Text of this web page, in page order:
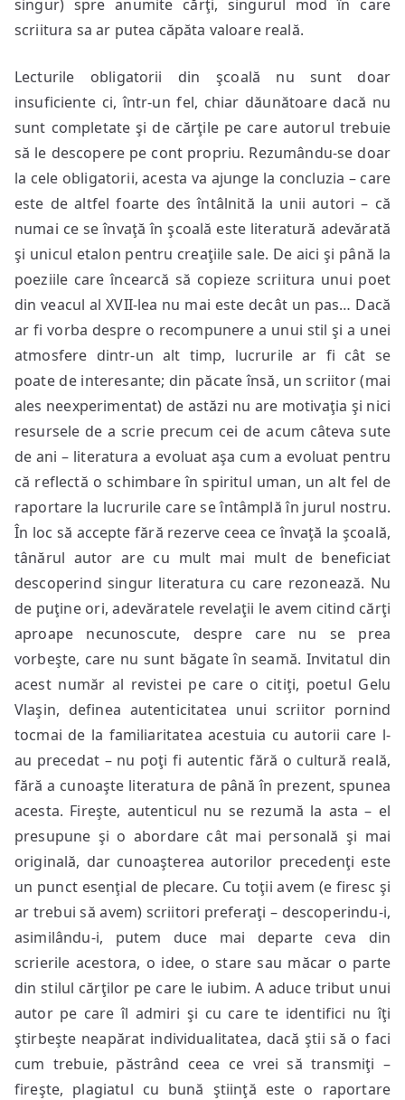
singur) spre anumite cărţi, singurul mod în care
scriitura sa ar putea căpăta valoare reală.
Lecturile obligatorii din şcoală nu sunt doar
insuficiente ci, într-un fel, chiar dăunătoare dacă nu
sunt completate şi de cărţile pe care autorul trebuie
să le descopere pe cont propriu. Rezumându-se doar
la cele obligatorii, acesta va ajunge la concluzia – care
este de altfel foarte des întâlnită la unii autori – că
numai ce se învaţă în şcoală este literatură adevărată
şi unicul etalon pentru creaţiile sale. De aici şi până la
poeziile care încearcă să copieze scriitura unui poet
din veacul al XVII-lea nu mai este decât un pas… Dacă
ar fi vorba despre o recompunere a unui stil şi a unei
atmosfere dintr-un alt timp, lucrurile ar fi cât se
poate de interesante; din păcate însă, un scriitor (mai
ales neexperimentat) de astăzi nu are motivaţia şi nici
resursele de a scrie precum cei de acum câteva sute
de ani – literatura a evoluat aşa cum a evoluat pentru
că reflectă o schimbare în spiritul uman, un alt fel de
raportare la lucrurile care se întâmplă în jurul nostru.
În loc să accepte fără rezerve ceea ce învaţă la şcoală,
tânărul autor are cu mult mai mult de beneficiat
descoperind singur literatura cu care rezonează. Nu
de puţine ori, adevăratele revelaţii le avem citind cărţi
aproape necunoscute, despre care nu se prea
vorbeşte, care nu sunt băgate în seamă. Invitatul din
acest număr al revistei pe care o citiţi, poetul Gelu
Vlaşin, definea autenticitatea unui scriitor pornind
tocmai de la familiaritatea acestuia cu autorii care l-
au precedat – nu poţi fi autentic fără o cultură reală,
fără a cunoaşte literatura de până în prezent, spunea
acesta. Fireşte, autenticul nu se rezumă la asta – el
presupune şi o abordare cât mai personală şi mai
originală, dar cunoaşterea autorilor precedenţi este
un punct esenţial de plecare. Cu toţii avem (e firesc şi
ar trebui să avem) scriitori preferaţi – descoperindu-i,
asimilându-i, putem duce mai departe ceva din
scrierile acestora, o idee, o stare sau măcar o parte
din stilul cărţilor pe care le iubim. A aduce tribut unui
autor pe care îl admiri şi cu care te identifici nu îţi
ştirbeşte neapărat individualitatea, dacă ştii să o faci
cum trebuie, păstrând ceea ce vrei să transmiţi –
fireşte, plagiatul cu bună ştiinţă este o raportare